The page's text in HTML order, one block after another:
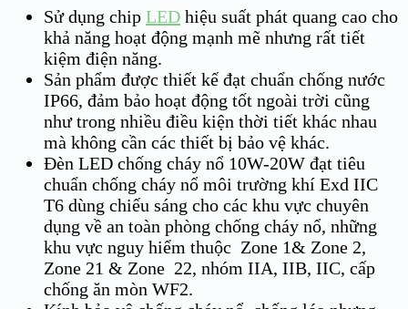
Sử dụng chip LED hiệu suất phát quang cao cho
khả năng hoạt động mạnh mẽ nhưng rất tiết
kiệm điện năng.
Sản phẩm được thiết kế đạt chuẩn chống nước
IP66, đảm bảo hoạt động tốt ngoài trời cũng
như trong nhiều điều kiện thời tiết khác nhau
mà không cần các thiết bị bảo vệ khác.
Đèn LED chống cháy nổ 10W-20W đạt tiêu
chuẩn chống cháy nổ môi trường khí Exd IIC
T6 dùng chiếu sáng cho các khu vực chuyên
dụng về an toàn phòng chống cháy nổ, những
khu vực nguy hiểm thuộc Zone 1& Zone 2,
Zone 21 & Zone 22, nhóm IIA, IIB, IIC, cấp
chống ăn mòn WF2.